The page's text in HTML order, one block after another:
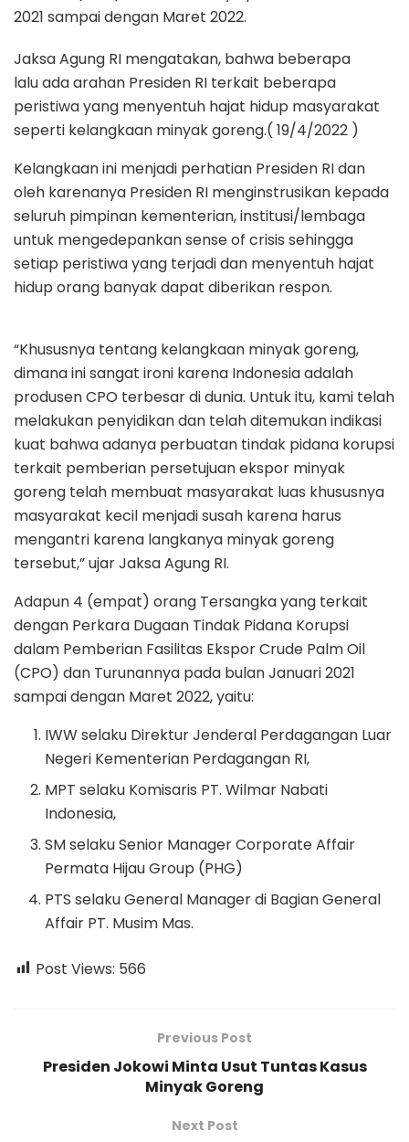
2021 sampai dengan Maret 2022.
Jaksa Agung RI mengatakan, bahwa beberapa
lalu ada arahan Presiden RI terkait beberapa
peristiwa yang menyentuh hajat hidup masyarakat
seperti kelangkaan minyak goreng.( 19/4/2022 )
Kelangkaan ini menjadi perhatian Presiden RI dan
oleh karenanya Presiden RI menginstrusikan kepada
seluruh pimpinan kementerian, institusi/lembaga
untuk mengedepankan sense of crisis sehingga
setiap peristiwa yang terjadi dan menyentuh hajat
hidup orang banyak dapat diberikan respon.
“Khususnya tentang kelangkaan minyak goreng,
dimana ini sangat ironi karena Indonesia adalah
produsen CPO terbesar di dunia. Untuk itu, kami telah
melakukan penyidikan dan telah ditemukan indikasi
kuat bahwa adanya perbuatan tindak pidana korupsi
terkait pemberian persetujuan ekspor minyak
goreng telah membuat masyarakat luas khususnya
masyarakat kecil menjadi susah karena harus
mengantri karena langkanya minyak goreng
tersebut,” ujar Jaksa Agung RI.
Adapun 4 (empat) orang Tersangka yang terkait
dengan Perkara Dugaan Tindak Pidana Korupsi
dalam Pemberian Fasilitas Ekspor Crude Palm Oil
(CPO) dan Turunannya pada bulan Januari 2021
sampai dengan Maret 2022, yaitu:
IWW selaku Direktur Jenderal Perdagangan Luar
Negeri Kementerian Perdagangan RI,
MPT selaku Komisaris PT. Wilmar Nabati
Indonesia,
SM selaku Senior Manager Corporate Affair
Permata Hijau Group (PHG)
PTS selaku General Manager di Bagian General
Affair PT. Musim Mas.
Post Views: 566
Previous Post
Presiden Jokowi Minta Usut Tuntas Kasus
Minyak Goreng
Next Post